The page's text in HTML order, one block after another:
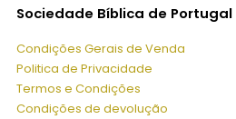
Sociedade Bíblica de Portugal
Condições Gerais de Venda
Politica de Privacidade
Termos e Condições
Condições de devolução